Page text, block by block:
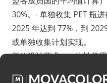
30%。- 单独收集 PET 瓶
2025 年达到 77%，到
或单独收集计划实现。
新的设计要求：一次性使